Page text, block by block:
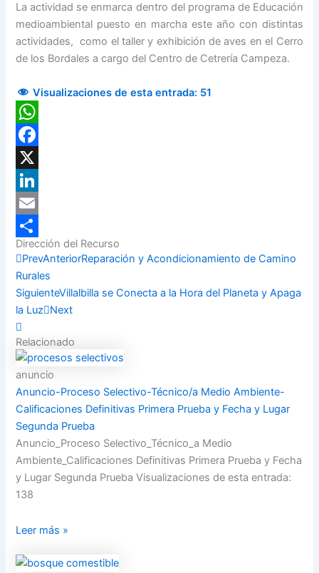
La actividad se enmarca dentro del programa de Educación
medioambiental puesto en marcha este año con distintas
actividades, como el taller y exhibición de aves en el Cerro
de los Bordales a cargo del Centro de Cetrería Campeza.
Visualizaciones de esta entrada: 51
WhatsApp
Facebook
X
LinkedIn
Email
Compartir
Dirección del Recurso
PrevAnteriorReparación y Acondicionamiento de Camino
Rurales
SiguienteVillalbilla se Conecta a la Hora del Planeta y Apaga
la Luz Next
Relacionado
anuncio
Anuncio-Proceso Selectivo-Técnico/a Medio Ambiente-
Calificaciones Definitivas Primera Prueba y Fecha y Lugar
Segunda Prueba
Anuncio_Proceso Selectivo_Técnico_a Medio
Ambiente_Calificaciones Definitivas Primera Prueba y Fecha
y Lugar Segunda Prueba Visualizaciones de esta entrada:
138
Leer más »